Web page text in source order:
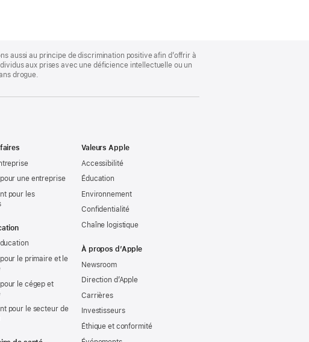
aussi au principe de discrimination positive afin d’offrir à
aux prises avec une déficience intellectuelle ou un
drogue.
une entreprise
pour les
le primaire et le
le cégep et
pour le secteur de
Valeurs Apple
Accessibilité
Éducation
Environnement
Confidentialité
Chaîne logistique
À propos d’Apple
Newsroom
Direction d’Apple
Carrières
Investisseurs
Éthique et conformité